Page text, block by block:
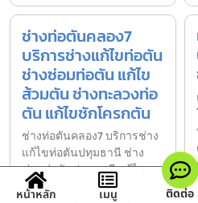
ช่างท่อตันคลอง7
บริการช่างแก้ไขท่อตัน
ช่างซ่อมท่อตัน แก้ไข
ส้วมตัน ช่างทะลวงท่อ
ตัน แก้ไขชักโครกตัน
ช่างท่อตันคลอง7 บริการช่าง
แก้ไขท่อตันปทุมธานี ช่าง
ซ่อมท่อตันปทุมธานี แก้ไข
ส้วมตันปทุมธานี ช่างทะลวง
หน้าหลัก
เมนู ติดต่อ